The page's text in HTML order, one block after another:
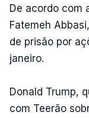
De acordo com
Fatemeh
de prisão por
janeiro.
Donald Trump,
com Teerão